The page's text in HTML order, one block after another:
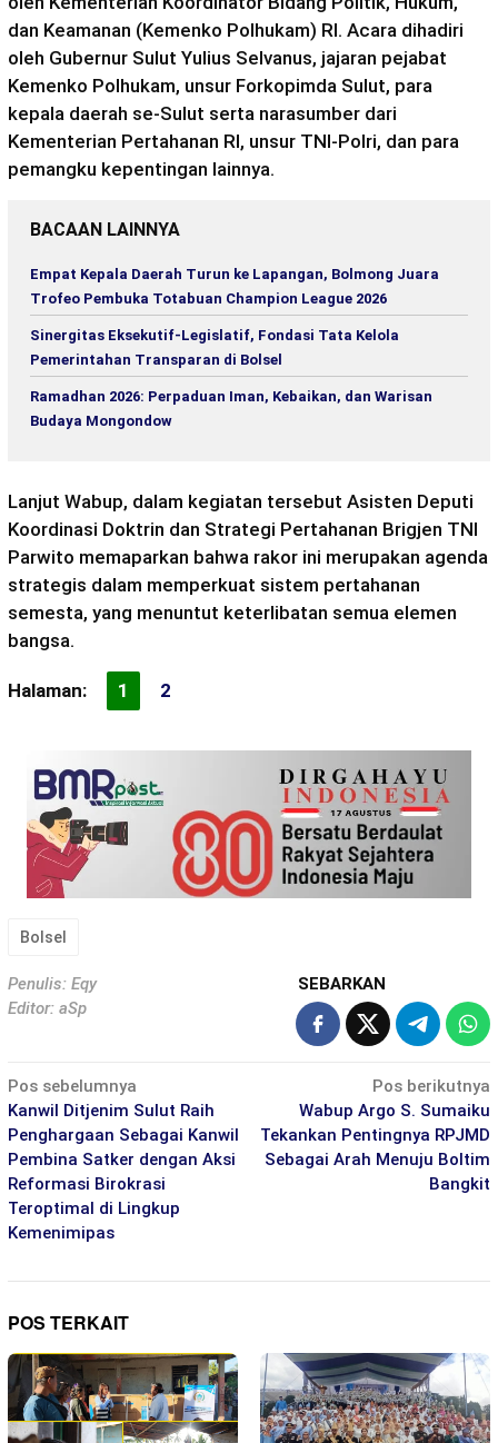
dan Keamanan (Kemenko Polhukam) RI. Acara dihadiri
oleh Gubernur Sulut Yulius Selvanus, jajaran pejabat
Kemenko Polhukam, unsur Forkopimda Sulut, para
kepala daerah se-Sulut serta narasumber dari
Kementerian Pertahanan RI, unsur TNI-Polri, dan para
pemangku kepentingan lainnya.
BACAAN LAINNYA
Empat Kepala Daerah Turun ke Lapangan, Bolmong Juara
Trofeo Pembuka Totabuan Champion League 2026
Sinergitas Eksekutif-Legislatif, Fondasi Tata Kelola
Pemerintahan Transparan di Bolsel
Ramadhan 2026: Perpaduan Iman, Kebaikan, dan Warisan
Budaya Mongondow
Lanjut Wabup, dalam kegiatan tersebut Asisten Deputi
Koordinasi Doktrin dan Strategi Pertahanan Brigjen TNI
Parwito memaparkan bahwa rakor ini merupakan agenda
strategis dalam memperkuat sistem pertahanan
semesta, yang menuntut keterlibatan semua elemen
bangsa.
Halaman: 1 2
Bolsel
Penulis: Eqy
Editor: aSp
SEBARKAN
Navigasi
pos
Pos sebelumnya
Kanwil Ditjenim Sulut Raih
Penghargaan Sebagai Kanwil
Pembina Satker dengan Aksi
Reformasi Birokrasi
Teroptimal di Lingkup
Kemenimipas
Pos berikutnya
Wabup Argo S. Sumaiku
Tekankan Pentingnya RPJMD
Sebagai Arah Menuju Boltim
Bangkit
POS TERKAIT